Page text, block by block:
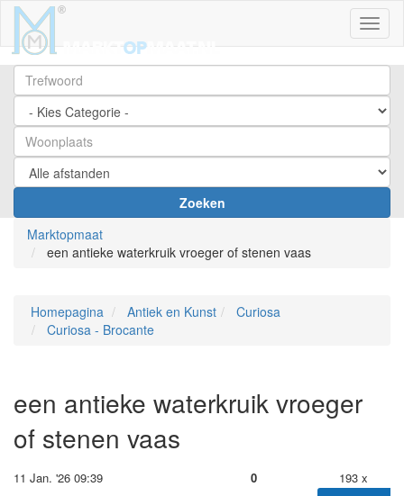
Zoeken
Marktopmaat
een antieke waterkruik vroeger of stenen vaas
Homepagina Antiek en Kunst
Curiosa
Curiosa - Brocante
een antieke waterkruik vroeger
of stenen vaas
11 Jan. '26 09:39 0 193 x